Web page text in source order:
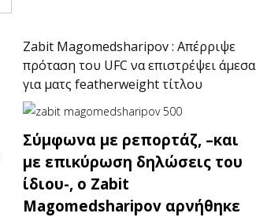
Zabit Magomedsharipov : Απέρριψε
πρόταση του UFC να επιστρέψει άμεσα
για ματς featherweight τίτλου
Σύμφωνα με ρεπορτάζ, –και
με επικύρωση δηλώσεις του
ίδιου-, ο Zabit
Magomedsharipov αρνήθηκε